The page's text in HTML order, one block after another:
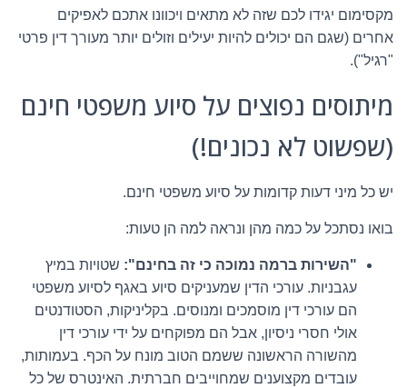
מקסימום יגידו לכם שזה לא מתאים ויכוונו אתכם לאפיקים
אחרים (שגם הם יכולים להיות יעילים וזולים יותר מעורך דין פרטי
"רגיל").
מיתוסים נפוצים על סיוע משפטי חינם
(שפשוט לא נכונים!)
יש כל מיני דעות קדומות על סיוע משפטי חינם.
בואו נסתכל על כמה מהן ונראה למה הן טעות:
"השירות ברמה נמוכה כי זה בחינם": שטויות במיץ
עגבניות. עורכי הדין שמעניקים סיוע באגף לסיוע משפטי
הם עורכי דין מוסמכים ומנוסים. בקליניקות, הסטודנטים
אולי חסרי ניסיון, אבל הם מפוקחים על ידי עורכי דין
מהשורה הראשונה ששמם הטוב מונח על הכף. בעמותות,
עובדים מקצוענים שמחוייבים חברתית. האינטרס של כל